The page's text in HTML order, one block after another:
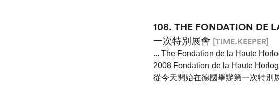
108. THE FONDATION DE
一次特別展會 [TIME.KEEPER]
... The Fondation de la Haute
2008 Fondation de la Haute
從今天開始在德國舉辦第一次特別